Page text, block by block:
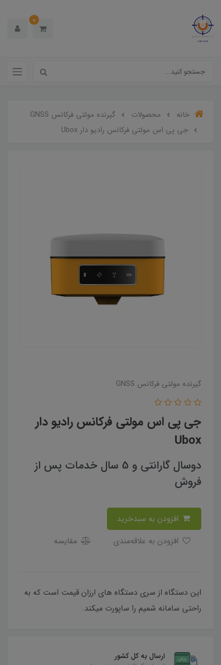
0
خانه محصولات
گیرنده مولتی فرکانس GNSS
جی پی اس مولتی فرکانس رادیو دار Ubox
گیرنده مولتی فرکانس GNSS
جی پی اس مولتی فرکانس رادیو دار
Ubox
دوسال گارانتی و 5 سال خدمات پس از
فروش
مقایسه
این دستگاه از سری دستگاه های ارزان قیمت است که به
راحتی سامانه شمیم را ساپورت میکند.
ارسال به کل کشور